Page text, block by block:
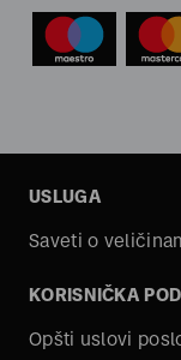
USLUGA
Saveti o
KORISNIČKA
Opšti uslovi